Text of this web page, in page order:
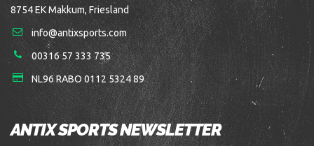
8754 EK Makkum, Friesland
info@antixsports.com
00316 57 333 735
NL96 RABO 0112 5324 89
ANTIX SPORTS NEWSLETTER